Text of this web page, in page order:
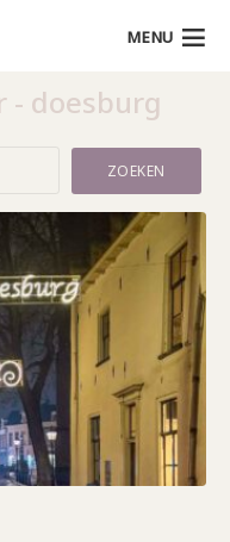
MENU
- doesburg
ZOEKEN